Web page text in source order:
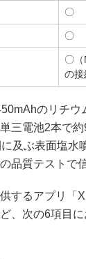
〇
〇
〇
の接
のリチウ
三電池2本で
及ぶ表面塩
品質テストで
するアプリ「
、次の6項目